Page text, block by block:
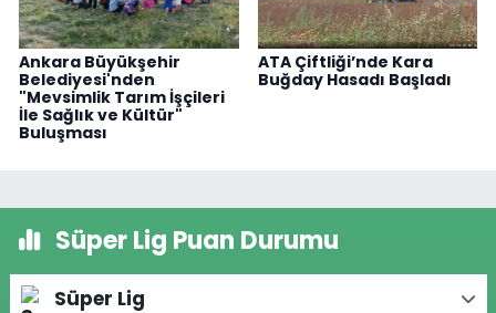
Ankara Büyükşehir
Belediyesi'nden
"Mevsimlik Tarım İşçileri
İle Sağlık ve Kültür"
Buluşması
ATA Çiftliği’nde Kara
Buğday Hasadı Başladı
Süper Lig Puan Durumu
Süper Lig